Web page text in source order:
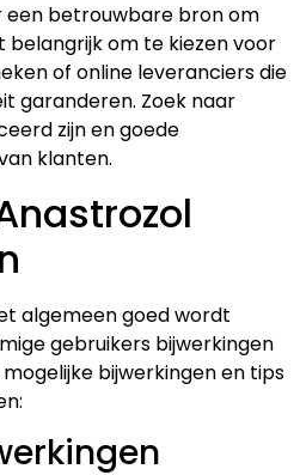
een betrouwbare bron om
belangrijk om te kiezen voor
of online leveranciers die
garanderen. Zoek naar
zijn en goede
klanten.
algemeen goed wordt
gebruikers bijwerkingen
bijwerkingen en tips